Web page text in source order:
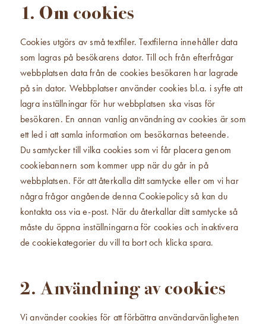
1. Om cookies
Cookies utgörs av små textfiler. Textfilerna innehåller data
som lagras på besökarens dator. Till och från efterfrågar
webbplatsen data från de cookies besökaren har lagrade
på sin dator. Webbplatser använder cookies bl.a. i syfte att
lagra inställningar för hur webbplatsen ska visas för
besökaren. En annan vanlig användning av cookies är som
ett led i att samla information om besökarnas beteende.
Du samtycker till vilka cookies som vi får placera genom
cookiebannern som kommer upp när du går in på
webbplatsen. För att återkalla ditt samtycke eller om vi har
några frågor angående denna Cookiepolicy så kan du
kontakta oss via e-post. När du återkallar ditt samtycke så
måste du öppna inställningarna för cookies och inaktivera
de cookiekategorier du vill ta bort och klicka spara.
2. Användning av cookies
Vi använder cookies för att förbättra användarvänligheten